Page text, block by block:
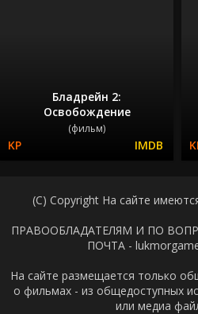
Бладрейн 2:
Освобождение
(фильм)
(C) Copyright На сайте
ПРАВООБЛАДАТЕЛЯМ И ПО
ПОЧТА -
На сайте размещается только
о фильмах - из общедоступных
или медиа